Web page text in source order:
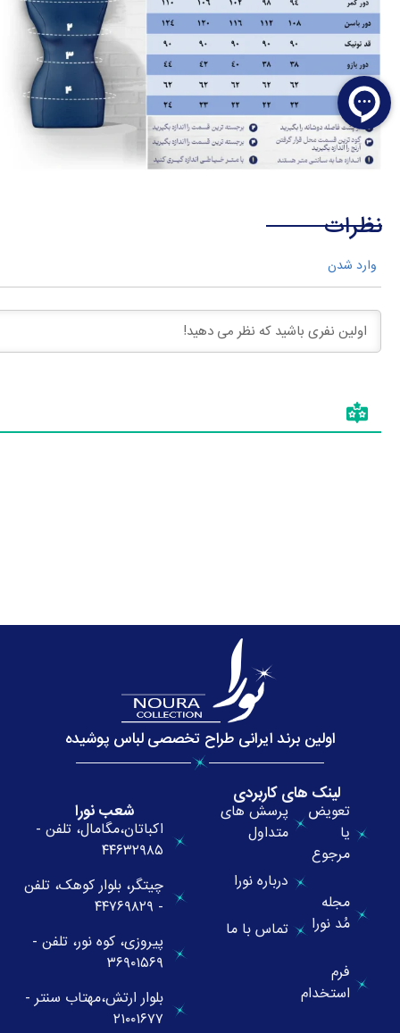
نظرات
وارد شدن
اولین برند ایرانی طراح تخصصی لباس پوشیده
لینک های کاربردی
تعویض
یا
مرجوع
مجله
مُد نورا
فرم
استخدام
پرسش های
متداول
درباره نورا
تماس با ما
شعب نورا
اکباتان،مگامال، تلفن -
۴۴۶۳۲۹۸۵
چیتگر، بلوار کوهک، تلفن
- ۴۴۷۶۹۸۲۹
پیروزی، کوه نور، تلفن -
۳۶۹۰۱۵۶۹
بلوار ارتش،مهتاب سنتر -
۲۱۰۰۱۶۷۷